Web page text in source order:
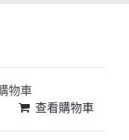
物車
查看購物車